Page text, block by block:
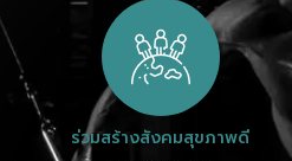
ร่วมสร้างสังคมสุขภาพดี